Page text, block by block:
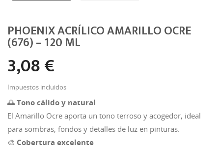
PHOENIX ACRÍLICO AMARILLO OCRE
(676) – 120 ML
3,08 €
Impuestos incluidos
🌅 Tono cálido y natural
El Amarillo Ocre aporta un tono terroso y acogedor, ideal
para sombras, fondos y detalles de luz en pinturas.
🎨 Cobertura excelente